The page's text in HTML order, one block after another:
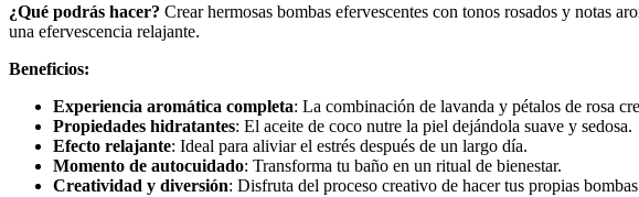
¿Qué podrás hacer? Crear hermosas bombas efervescentes con tonos rosados y notas
una efervescencia relajante.
Beneficios:
Experiencia aromática completa: La combinación de lavanda y pétalos de rosa
Propiedades hidratantes: El aceite de coco nutre la piel dejándola suave y sedosa.
Efecto relajante: Ideal para aliviar el estrés después de un largo día.
Momento de autocuidado: Transforma tu baño en un ritual de bienestar.
Creatividad y diversión: Disfruta del proceso creativo de hacer tus propias